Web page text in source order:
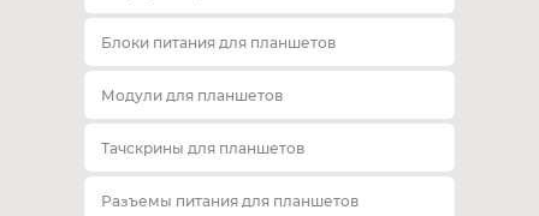
Блоки питания для планшетов
Модули для планшетов
Тачскрины для планшетов
Разъемы питания для планшетов